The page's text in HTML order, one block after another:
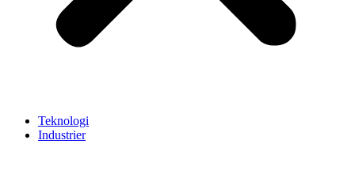
Teknologi
Industrier